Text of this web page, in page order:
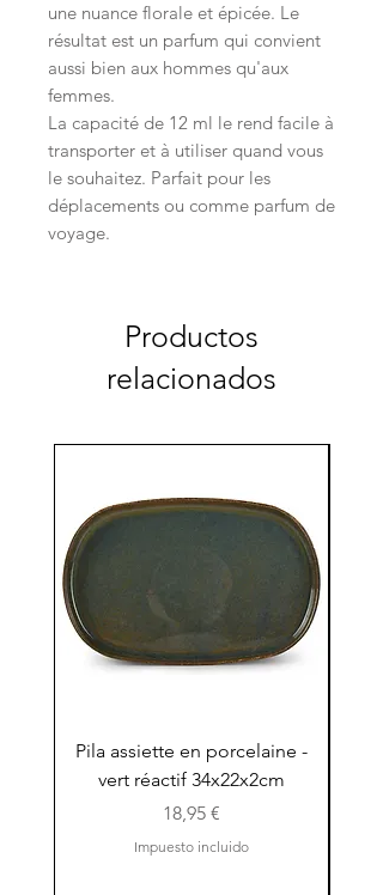
une nuance florale et épicée. Le
résultat est un parfum qui convient
aussi bien aux hommes qu'aux
femmes.
La capacité de 12 ml le rend facile à
transporter et à utiliser quand vous
le souhaitez. Parfait pour les
déplacements ou comme parfum de
voyage.
Productos
relacionados
Pila assiette en porcelaine -
vert réactif 34x22x2cm
Precio
18,95 €
Impuesto incluido